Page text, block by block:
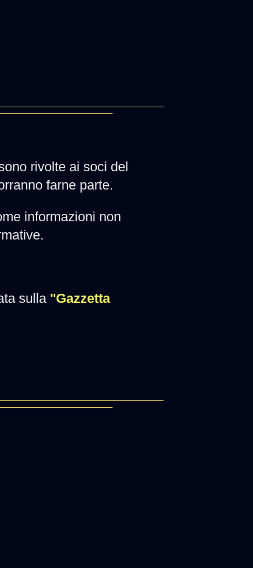
rivolte ai soci del
farne parte.
informazioni non
sulla "Gazzetta